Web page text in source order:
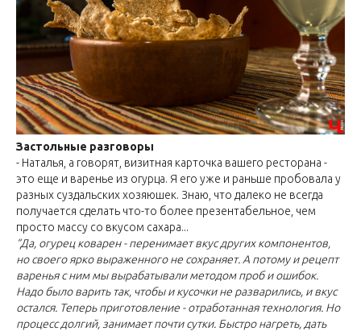
Застольные разговоры
- Наталья, а говорят, визитная карточка вашего ресторана -
это еще и варенье из огурца. Я его уже и раньше пробовала у
разных суздальских хозяюшек. Знаю, что далеко не всегда
получается сделать что-то более презентабельное, чем
просто массу со вкусом сахара...
“Да, огурец коварен - перенимает вкус других компонентов,
но своего ярко выраженного не сохраняет. А потому и рецепт
варенья с ним мы вырабатывали методом проб и ошибок.
Надо было варить так, чтобы и кусочки не разварились, и вкус
остался. Теперь приготовление - отработанная технология. Но
процесс долгий, занимает почти сутки. Быстро нагреть, дать